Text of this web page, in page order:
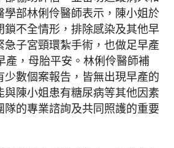
學部林俐伶醫師表示，陳小姐於
鎖不全情形，排除感染及其他早
急子宮頸環紮手術，也做足早產
產，母胎平安。林俐伶醫師補
少數個案報告，皆無出現早產的
陳小姐患有糖尿病等其他因素
的專業諮詢及共同照護的重要